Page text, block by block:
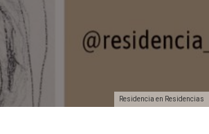
Residencia en Residencias